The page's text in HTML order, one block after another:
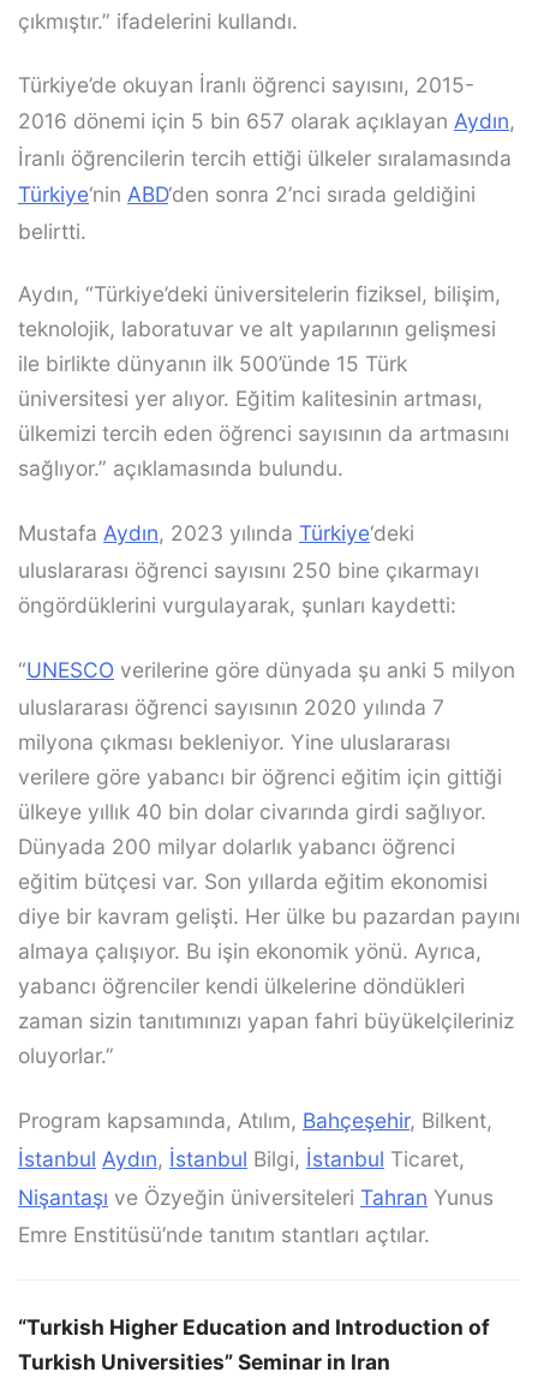
çıkmıştır.” ifadelerini kullandı.
Türkiye’de okuyan İranlı öğrenci sayısını, 2015-
2016 dönemi için 5 bin 657 olarak açıklayan Aydın,
İranlı öğrencilerin tercih ettiği ülkeler sıralamasında
Türkiye‘nin ABD‘den sonra 2’nci sırada geldiğini
belirtti.
Aydın, “Türkiye’deki üniversitelerin fiziksel, bilişim,
teknolojik, laboratuvar ve alt yapılarının gelişmesi
ile birlikte dünyanın ilk 500’ünde 15 Türk
üniversitesi yer alıyor. Eğitim kalitesinin artması,
ülkemizi tercih eden öğrenci sayısının da artmasını
sağlıyor.” açıklamasında bulundu.
Mustafa Aydın, 2023 yılında Türkiye‘deki
uluslararası öğrenci sayısını 250 bine çıkarmayı
öngördüklerini vurgulayarak, şunları kaydetti:
“UNESCO verilerine göre dünyada şu anki 5 milyon
uluslararası öğrenci sayısının 2020 yılında 7
milyona çıkması bekleniyor. Yine uluslararası
verilere göre yabancı bir öğrenci eğitim için gittiği
ülkeye yıllık 40 bin dolar civarında girdi sağlıyor.
Dünyada 200 milyar dolarlık yabancı öğrenci
eğitim bütçesi var. Son yıllarda eğitim ekonomisi
diye bir kavram gelişti. Her ülke bu pazardan payını
almaya çalışıyor. Bu işin ekonomik yönü. Ayrıca,
yabancı öğrenciler kendi ülkelerine döndükleri
zaman sizin tanıtımınızı yapan fahri büyükelçileriniz
oluyorlar.”
Program kapsamında, Atılım, Bahçeşehir, Bilkent,
İstanbul Aydın, İstanbul Bilgi, İstanbul Ticaret,
Nişantaşı ve Özyeğin üniversiteleri Tahran Yunus
Emre Enstitüsü’nde tanıtım stantları açtılar.
“Turkish Higher Education and Introduction of
Turkish Universities” Seminar in Iran